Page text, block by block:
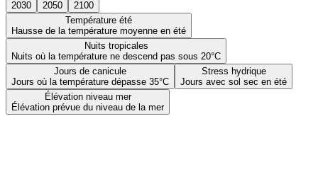
2030 2050
2100
Température été
Hausse de la température moyenne en été
Nuits tropicales
Nuits où la température ne descend pas sous 20°C
Jours de canicule
Jours où la température dépasse 35°C
Stress hydrique
Jours avec sol sec en été
Élévation niveau mer
Élévation prévue du niveau de la mer